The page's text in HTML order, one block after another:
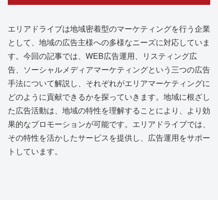
エリアドライブは地域密着型のマーケティングを行う企業
として、地域の広告主様への多様なニーズに対応していま
す。今回の記事では、WEB広告運用、リスティング広
告、ソーシャルメディアマーケティングという三つの広告
手法について解説し、それぞれがエリアマーケティングに
どのように貢献できるかを探っていきます。地域に根ざし
た広告活動は、地域の特性を理解することにより、より効
果的なプロモーションが可能です。エリアドライブでは、
その特性を活かしたサービスを提供し、広告運用をサポー
トしています。